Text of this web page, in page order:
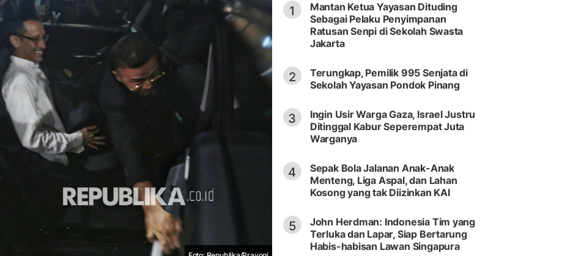
1
Mantan Ketua Yayasan Dituding
Sebagai Pelaku Penyimpanan
Ratusan Senpi di Sekolah Swasta
Jakarta
2
Terungkap, Pemilik 995 Senjata di
Sekolah Yayasan Pondok Pinang
3
Ingin Usir Warga Gaza, Israel Justru
Ditinggal Kabur Seperempat Juta
Warganya
4
Sepak Bola Jalanan Anak-Anak
Menteng, Liga Aspal, dan Lahan
Kosong yang tak Diizinkan KAI
5
John Herdman: Indonesia Tim yang
Terluka dan Lapar, Siap Bertarung
Habis-habisan Lawan Singapura